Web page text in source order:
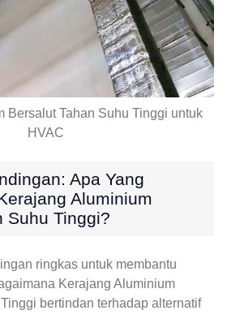
Bersalut Tahan Suhu Tinggi untuk
HVAC
Apa Yang
Aluminium
Suhu Tinggi?
ringkas untuk membantu
Kerajang Aluminium
bertindan terhadap alternatif